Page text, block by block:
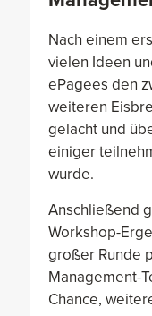
Nach einem
vielen Ideen
ePagees den
weiteren
gelacht und
einiger
wurde.
Anschließend
Workshop-
großer Runde
Management-
Chance,